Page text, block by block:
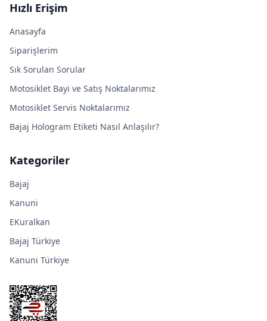
Hızlı Erişim
Anasayfa
Siparişlerim
Sık Sorulan Sorular
Motosiklet Bayi ve Satış Noktalarımız
Motosiklet Servis Noktalarımız
Bajaj Hologram Etiketi Nasıl Anlaşılır?
Kategoriler
Bajaj
Kanuni
EKuralkan
Bajaj Türkiye
Kanuni Türkiye